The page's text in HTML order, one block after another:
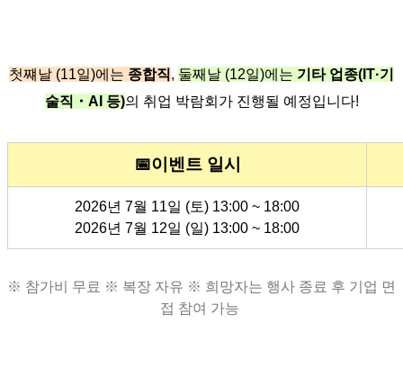
첫쨰날 (11일)에는 종합직, 둘째날 (12일)에는 기타 업종(IT·기
술직・AI 등)의 취업 박람회가 진행될 예정입니다!
📅이벤트 일시
2026년 7월 11일 (토) 13:00 ~ 18:00
2026년 7월 12일 (일) 13:00 ~ 18:00
※ 참가비 무료 ※ 복장 자유 ※ 희망자는 행사 종료 후 기업 면
접 참여 가능